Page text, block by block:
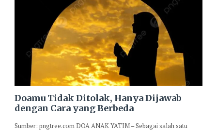
Doamu Tidak Ditolak, Hanya Dijawab
dengan Cara yang Berbeda
Sumber: pngtree.com DOA ANAK YATIM – Sebagai salah satu